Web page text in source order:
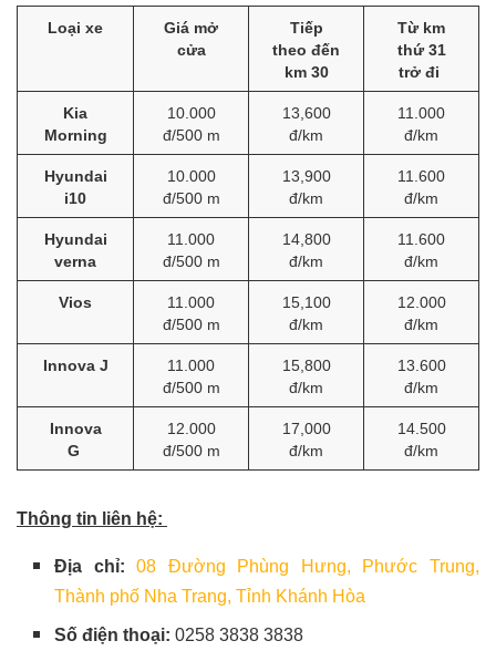
Loại xe
Giá mở
cửa
Tiếp
theo đến
km 30
Từ km
thứ 31
trở đi
Kia
Morning
10.000
đ/500 m
13,600
đ/km
11.000
đ/km
Hyundai
i10
10.000
đ/500 m
13,900
đ/km
11.600
đ/km
Hyundai
verna
11.000
đ/500 m
14,800
đ/km
11.600
đ/km
Vios
11.000
đ/500 m
15,100
đ/km
12.000
đ/km
Innova J
11.000
đ/500 m
15,800
đ/km
13.600
đ/km
Innova
G
12.000
đ/500 m
17,000
đ/km
14.500
đ/km
Thông tin liên hệ:
Địa chỉ: 08 Đường Phùng Hưng, Phước Trung,
Thành phố Nha Trang, Tỉnh Khánh Hòa
Số điện thoại:0258 3838 3838